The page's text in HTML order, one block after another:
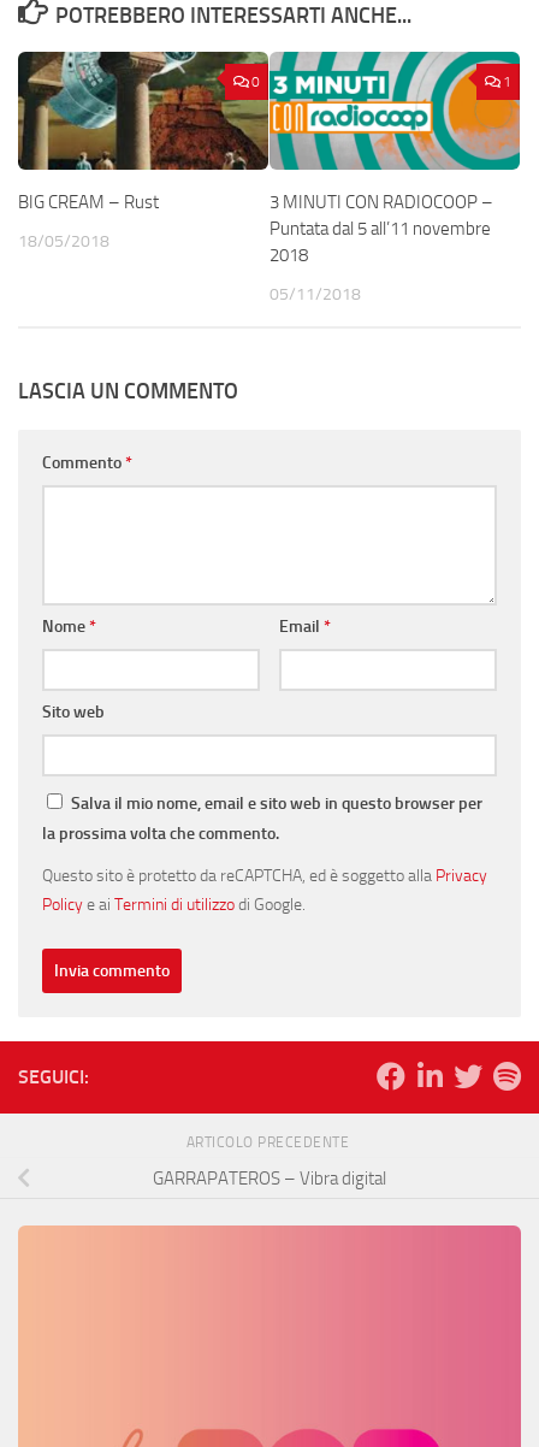
POTREBBERO INTERESSARTI ANCHE...
0
BIG CREAM – Rust
18/05/2018
1
3 MINUTI CON RADIOCOOP –
Puntata dal 5 all’11 novembre
2018
05/11/2018
LASCIA UN COMMENTO
Commento*
Nome* Email *
Sito web
Salva il mio nome, email e sito web in questo browser per
la prossima volta che commento.
Questo sito è protetto da reCAPTCHA, ed è soggetto alla Privacy
Policye ai Termini di utilizzodi Google.
SEGUICI:
ARTICOLO PRECEDENTE
GARRAPATEROS – Vibra digital